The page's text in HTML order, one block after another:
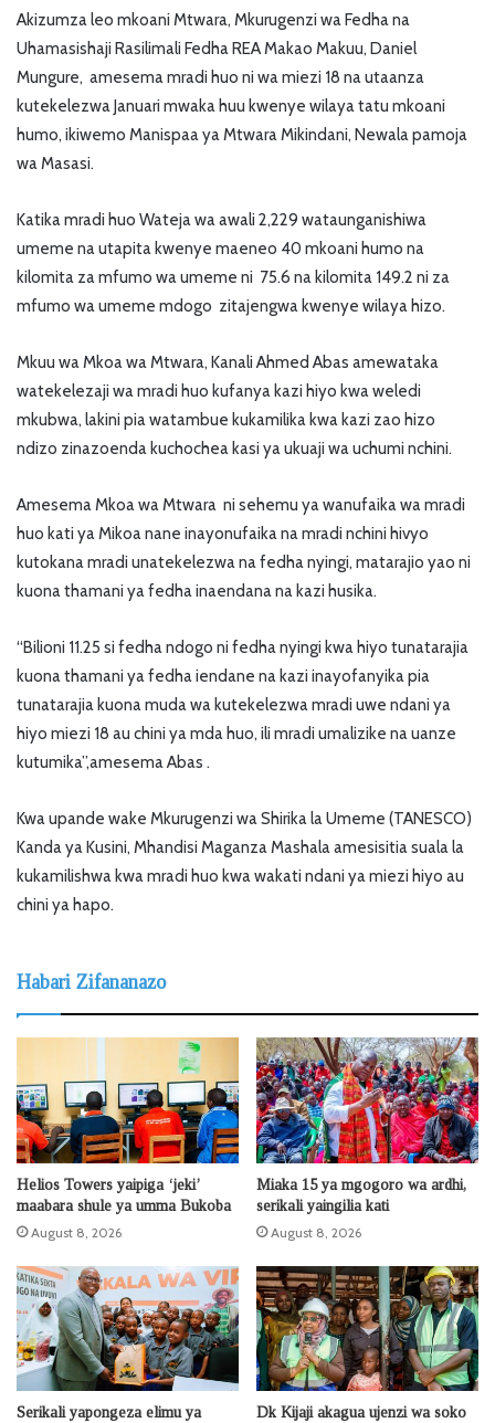
Akizumza leo mkoani Mtwara, Mkurugenzi wa Fedha na
Uhamasishaji Rasilimali Fedha REA Makao Makuu, Daniel
Mungure, amesema mradi huo ni wa miezi 18 na utaanza
kutekelezwa Januari mwaka huu kwenye wilaya tatu mkoani
humo, ikiwemo Manispaa ya Mtwara Mikindani, Newala pamoja
wa Masasi.
Katika mradi huo Wateja wa awali 2,229 wataunganishiwa
umeme na utapita kwenye maeneo 40 mkoani humo na
kilomita za mfumo wa umeme ni 75.6 na kilomita 149.2 ni za
mfumo wa umeme mdogo zitajengwa kwenye wilaya hizo.
Mkuu wa Mkoa wa Mtwara, Kanali Ahmed Abas amewataka
watekelezaji wa mradi huo kufanya kazi hiyo kwa weledi
mkubwa, lakini pia watambue kukamilika kwa kazi zao hizo
ndizo zinazoenda kuchochea kasi ya ukuaji wa uchumi nchini.
Amesema Mkoa wa Mtwara ni sehemu ya wanufaika wa mradi
huo kati ya Mikoa nane inayonufaika na mradi nchini hivyo
kutokana mradi unatekelezwa na fedha nyingi, matarajio yao ni
kuona thamani ya fedha inaendana na kazi husika.
“Bilioni 11.25 si fedha ndogo ni fedha nyingi kwa hiyo tunatarajia
kuona thamani ya fedha iendane na kazi inayofanyika pia
tunatarajia kuona muda wa kutekelezwa mradi uwe ndani ya
hiyo miezi 18 au chini ya mda huo, ili mradi umalizike na uanze
kutumika”,amesema Abas .
Kwa upande wake Mkurugenzi wa Shirika la Umeme (TANESCO)
Kanda ya Kusini, Mhandisi Maganza Mashala amesisitia suala la
kukamilishwa kwa mradi huo kwa wakati ndani ya miezi hiyo au
chini ya hapo.
Habari Zifananazo
Helios Towers yaipiga ‘jeki’
maabara shule ya umma Bukoba
August 8, 2026
Miaka 15 ya mgogoro wa ardhi,
serikali yaingilia kati
August 8, 2026
Serikali yapongeza elimu ya
Dk Kijaji akagua ujenzi wa soko